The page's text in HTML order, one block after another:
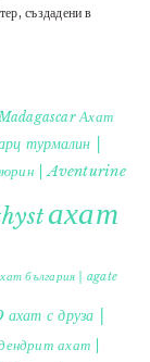
създадени в
Ахат
турмалин |
| Aventurine
ахат
българия | agate
ахат с друза |
ахат |